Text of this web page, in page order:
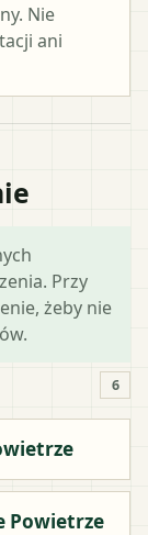
Nie
ani
Przy
żeby nie
6
Powietrze